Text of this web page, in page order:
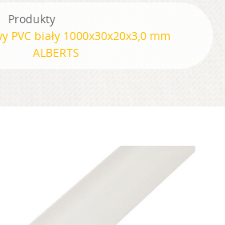
Produkty
PVC biały 1000x30x20x3,0 mm
ALBERTS